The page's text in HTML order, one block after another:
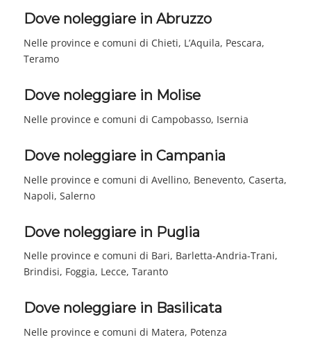
Dove noleggiare in Abruzzo
Nelle province e comuni di Chieti, L’Aquila, Pescara,
Teramo
Dove noleggiare in Molise
Nelle province e comuni di Campobasso, Isernia
Dove noleggiare in Campania
Nelle province e comuni di Avellino, Benevento, Caserta,
Napoli, Salerno
Dove noleggiare in Puglia
Nelle province e comuni di Bari, Barletta-Andria-Trani,
Brindisi, Foggia, Lecce, Taranto
Dove noleggiare in Basilicata
Nelle province e comuni di Matera, Potenza